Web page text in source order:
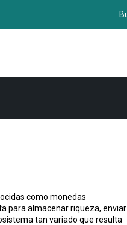
como monedas
para almacenar riqueza, enviar
tan variado que resulta